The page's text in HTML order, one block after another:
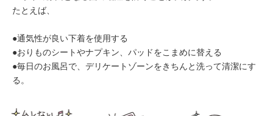
たとえば、
●通気性が良い下着を使用する
●おりものシートやナプキン、パッドをこまめに替える
●毎日のお風呂で、デリケートゾーンをきちんと洗って清潔にす
る。